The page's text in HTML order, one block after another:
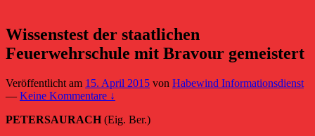
Wissenstest der staatlichen
Feuerwehrschule mit Bravour gemeistert
Veröffentlicht am 15. April 2015 von Habewind Informationsdienst
— Keine Kommentare ↓
PETERSAURACH(Eig. Ber.)